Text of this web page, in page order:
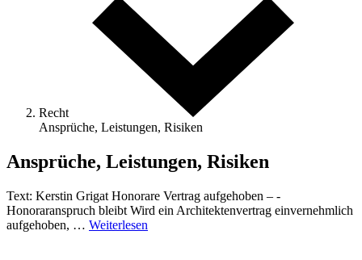
Recht
Ansprüche, Leistungen, Risiken
Ansprüche, Leistungen, Risiken
Text: Kerstin Grigat Honorare Vertrag aufgehoben – ­
Honoraranspruch bleibt Wird ein Architektenvertrag einvernehmlich
aufgehoben, … Weiterlesen